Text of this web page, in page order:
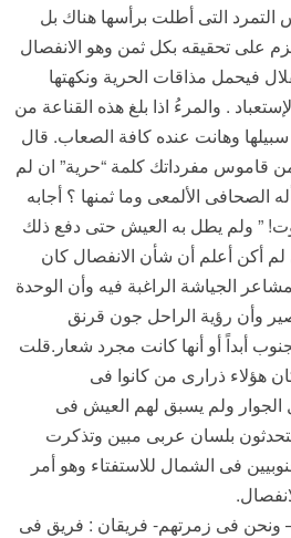
التى أطلت برأسها هناك بل
على تحقيقه بكل ثمن وهو الانفصال
فيحمل مذاقات الحرية ونكهتها
. والمرءُ اذا بلغ هذه القناعة من
وهانت عنده كافة الصعاب. قال
قاموس مفرداتك كلمة “حرية” ان لم
الصحافى الألمعى وما ثمنها ؟ أجابه
” ولم يطل به العيش حتى دفع ذلك
أكن أعلم أن شأن الانفصال كان
الجياشة الراغبة فيه وأن الوحدة
وأن رؤية الراحل جون قرنق
أبداً أو أنها كانت مجرد شعار.قلت
هؤلاء ذرارى من كانوا فى
ولم يسبق لهم العيش فى
بلسان عربى مبين وتذكرت
فى الشمال للاستفتاء وهو أمر
– ونحن فى زمرتهم- فريقان : فريق فى